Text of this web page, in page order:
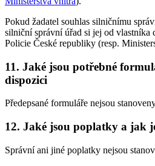
Pokud žadatel souhlas silničnímu
silniční správní úřad si jej od vlastníka
Policie České republiky (resp.
11. Jaké jsou potřebné
dispozici
Předepsané formuláře nejsou
12. Jaké jsou poplatky a jak
Správní ani jiné poplatky nejsou